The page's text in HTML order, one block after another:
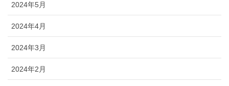
2024年5月
2024年4月
2024年3月
2024年2月